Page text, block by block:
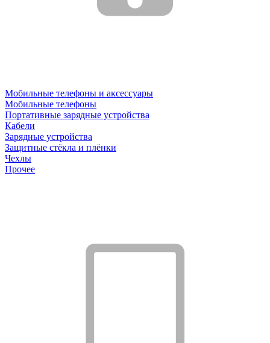
Мобильные телефоны и аксессуары
Мобильные телефоны
Портативные зарядные устройства
Кабели
Зарядные устройства
Защитные стёкла и плёнки
Чехлы
Прочее